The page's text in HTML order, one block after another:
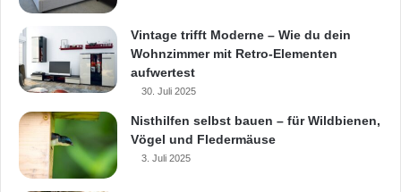
Vintage trifft Moderne – Wie du dein
Wohnzimmer mit Retro-Elementen
aufwertest
30. Juli 2025
Nisthilfen selbst bauen – für Wildbienen,
Vögel und Fledermäuse
3. Juli 2025